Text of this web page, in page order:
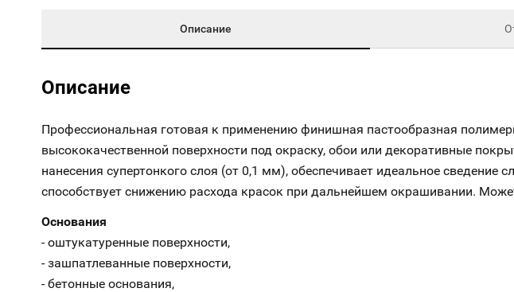
Описание
Описание
Профессиональная готовая к применению финишная пастообразная
высококачественной поверхности под окраску, обои или декоративные
нанесения супертонкого слоя (от 0,1 мм), обеспечивает идеальное
способствует снижению расхода красок при дальнейшем окрашивании.
Основания
- оштукатуренные поверхности,
- зашпатлеванные поверхности,
- бетонные основания,